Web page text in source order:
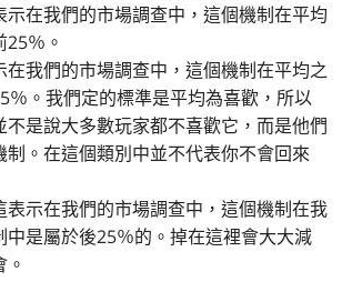
示在我們的市場調查中，這個機制在平均
％。
在我們的市場調查中，這個機制在平均之
％。我們定的標準是平均為喜歡，所以
不是說大多數玩家都不喜歡它，而是他們
制。在這個類別中並不代表你不會回來
表示在我們的市場調查中，這個機制在我
中是屬於後25％的。掉在這裡會大大減